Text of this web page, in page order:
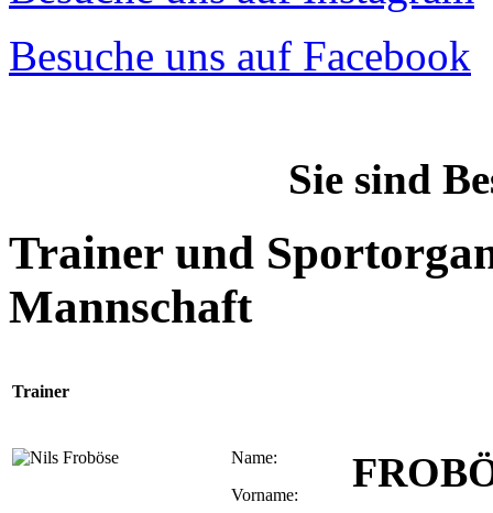
Besuche uns auf Facebook
Sie sind
Trainer und
Mannschaft
Trainer
Name:
Vorname: